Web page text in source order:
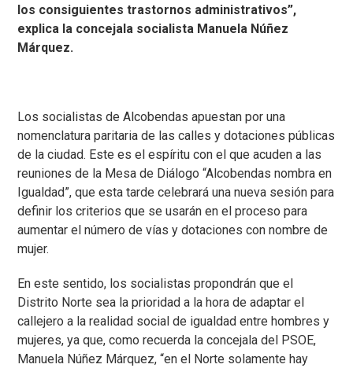
los consiguientes trastornos administrativos”,
explica la concejala socialista Manuela Núñez
Márquez.
Los socialistas de Alcobendas apuestan por una
nomenclatura paritaria de las calles y dotaciones públicas
de la ciudad. Este es el espíritu con el que acuden a las
reuniones de la Mesa de Diálogo “Alcobendas nombra en
Igualdad”, que esta tarde celebrará una nueva sesión para
definir los criterios que se usarán en el proceso para
aumentar el número de vías y dotaciones con nombre de
mujer.
En este sentido, los socialistas propondrán que el
Distrito Norte sea la prioridad a la hora de adaptar el
callejero a la realidad social de igualdad entre hombres y
mujeres, ya que, como recuerda la concejala del PSOE,
Manuela Núñez Márquez, “en el Norte solamente hay